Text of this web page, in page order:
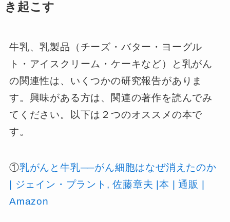
き起こす
牛乳、乳製品（チーズ・バター・ヨーグル
ト・アイスクリーム・ケーキなど）と乳がん
の関連性は、いくつかの研究報告がありま
す。興味がある方は、関連の著作を読んでみ
てください。以下は２つのオススメの本で
す。
①乳がんと牛乳──がん細胞はなぜ消えたのか
| ジェイン・プラント, 佐藤章夫 |本 | 通販 |
Amazon